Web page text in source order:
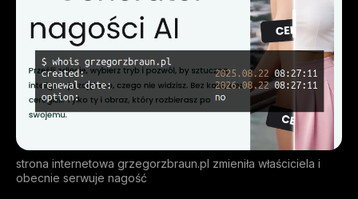
strona internetowa grzegorzbraun.pl zmieniła właściciela i
obecnie serwuje nagość